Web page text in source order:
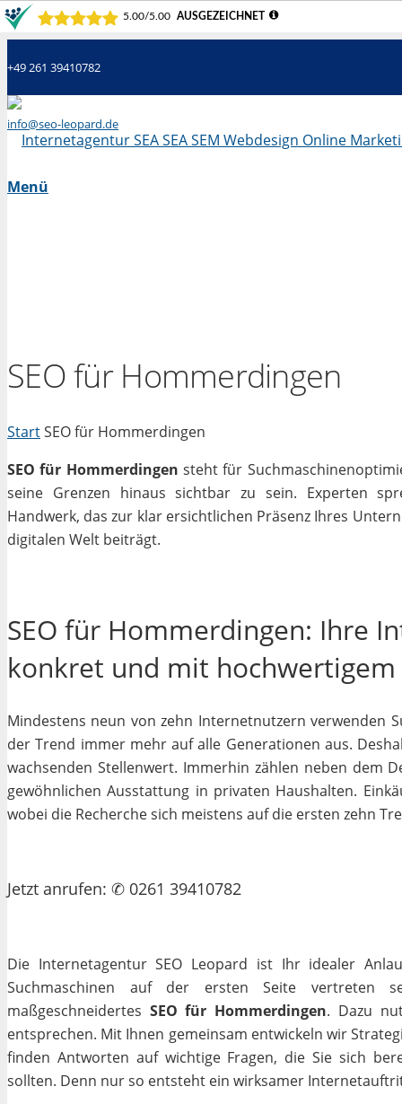
+49 261 39410782
info@seo-leopard.de
Menü
SEO für Hommerdingen
StartSEO für Hommerdingen
SEO für Hommerdingen steht für
seine Grenzen hinaus sichtbar zu sein. Experten
Handwerk, das zur klar ersichtlichen Präsenz Ihres
digitalen Welt beiträgt.
SEO für Hommerdingen: Ihre
konkret und mit
Mindestens neun von zehn Internetnutzern verwenden
der Trend immer mehr auf alle Generationen aus.
wachsenden Stellenwert. Immerhin zählen neben dem
gewöhnlichen Ausstattung in privaten Haushalten.
wobei die Recherche sich meistens auf die ersten zehn
Jetzt anrufen: ✆ 0261 39410782
Die Internetagentur SEO Leopard ist Ihr idealer
Suchmaschinen auf der ersten Seite vertreten
maßgeschneidertes SEO für Hommerdingen. Dazu
entsprechen. Mit Ihnen gemeinsam entwickeln wir
finden Antworten auf wichtige Fragen, die Sie sich
sollten. Denn nur so entsteht ein wirksamer